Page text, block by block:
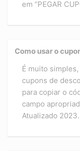
em “PEGAR
Como usar o
É muito
cupons de
para copiar o
campo
Atualizado 2023.